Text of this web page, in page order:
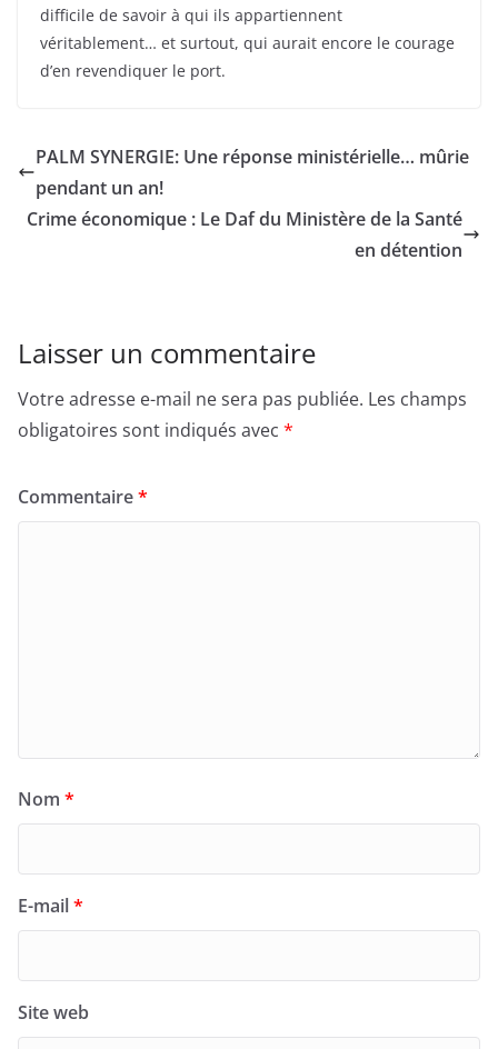
difficile de savoir à qui ils appartiennent
véritablement… et surtout, qui aurait encore le courage
d’en revendiquer le port.
PALM SYNERGIE: Une réponse ministérielle… mûrie
pendant un an!
Crime économique : Le Daf du Ministère de la Santé
en détention
Laisser un commentaire
Votre adresse e-mail ne sera pas publiée. Les champs
obligatoires sont indiqués avec *
Commentaire*
Nom *
E-mail*
Site web